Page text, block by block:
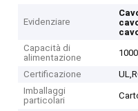
Evidenziare
Capacità di
alimentazione
Certificazione
Imballaggi
particolari